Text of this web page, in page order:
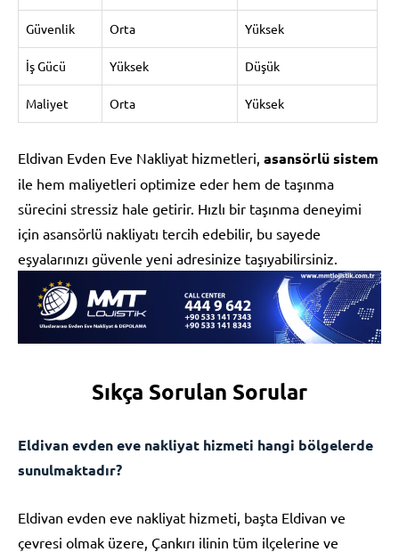
Güvenlik Orta Yüksek
İş Gücü Yüksek Düşük
Maliyet Orta Yüksek
Eldivan Evden Eve Nakliyat hizmetleri, asansörlü sistem
ile hem maliyetleri optimize eder hem de taşınma
sürecini stressiz hale getirir. Hızlı bir taşınma deneyimi
için asansörlü nakliyatı tercih edebilir, bu sayede
eşyalarınızı güvenle yeni adresinize taşıyabilirsiniz.
Sıkça Sorulan Sorular
Eldivan evden eve nakliyat hizmeti hangi bölgelerde
sunulmaktadır?
Eldivan evden eve nakliyat hizmeti, başta Eldivan ve
çevresi olmak üzere, Çankırı ilinin tüm ilçelerine ve